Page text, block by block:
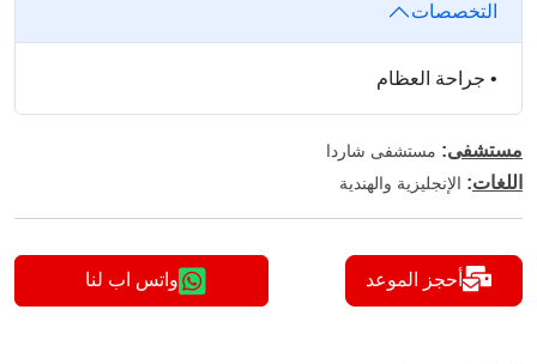
التخصصات
• جراحة العظام
مستشفى: مستشفى شاردا
اللغات: الإنجليزية والهندية
أحجز الموعد واتس اب لنا